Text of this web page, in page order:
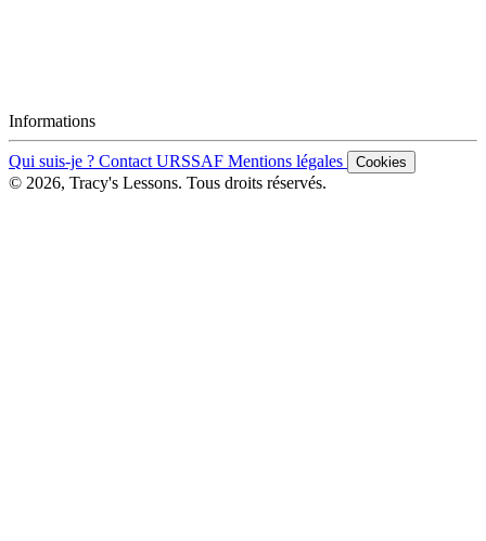
Informations
Qui suis-je ? Contact URSSAF Mentions légales Cookies
© 2026, Tracy's Lessons. Tous droits réservés.